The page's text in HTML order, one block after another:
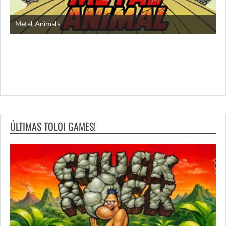
Metal Animals
ÚLTIMAS TOLOI GAMES!